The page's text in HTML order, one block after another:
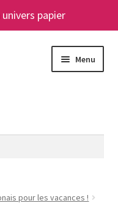
papier
Menu
le
pour les vacances !